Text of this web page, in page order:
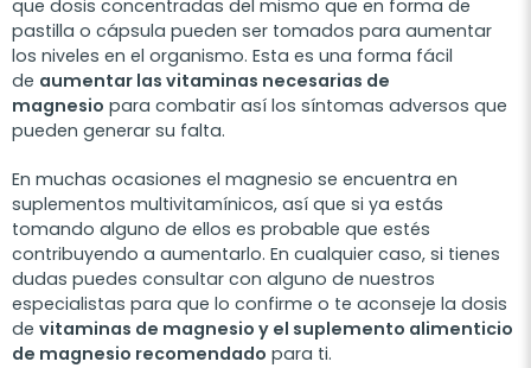
que dosis concentradas del mismo que en forma de
pastilla o cápsula pueden ser tomados para aumentar
los niveles en el organismo. Esta es una forma fácil
de aumentar las vitaminas necesarias de
magnesio para combatir así los síntomas adversos que
pueden generar su falta.
En muchas ocasiones el magnesio se encuentra en
suplementos multivitamínicos, así que si ya estás
tomando alguno de ellos es probable que estés
contribuyendo a aumentarlo. En cualquier caso, si tienes
dudas puedes consultar con alguno de nuestros
especialistas para que lo confirme o te aconseje la dosis
de vitaminas de magnesio y el suplemento alimenticio
de magnesio recomendado para ti.